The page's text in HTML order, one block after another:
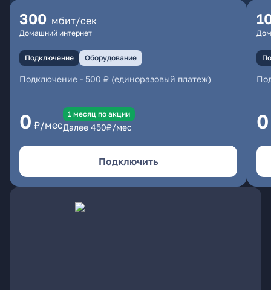
300 мбит/сек
Домашний интернет
Подключение Оборудование
Подключение - 500 ₽ (единоразовый платеж)
0 ₽/мес
1 месяц по акции
Далее 450₽/мес
Подключить
0